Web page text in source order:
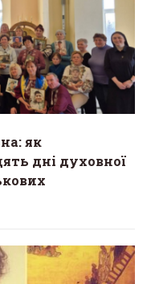
як
дні духовної